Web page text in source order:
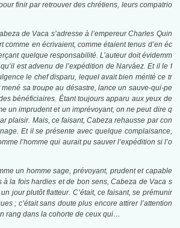
finir par retrouver des chrétiens, leurs compatrio
de Vaca s’adresse à l’empereur Charles Quin
comme en écrivaient, comme étaient tenus d’en éc
quelque responsabilité. L’auteur doit évidemm
est advenu de l’expédition de Narváez. Et il le f
le chef disparu, lequel avait bien mérité ce tr
mené sa troupe au désastre, lance un sauve-qui-pe
bénéficiaires. Étant toujours apparu aux yeux de
un imprudent et un imprévoyant, on ne peut dire q
plaisir. Mais, ce faisant, Cabeza rehausse par con
Et il se présente avec quelque complaisance,
l’homme qui aurait pu sauver l’expédition si l’o
un homme sage, prévoyant, prudent et capable
à la fois hardies et de bon sens, Cabeza de Vaca s
jour plutôt flatteur. C’était, ce faisant, se prémunir
; c’était sans doute plus encore attirer l’attention
rang dans la cohorte de ceux qui…